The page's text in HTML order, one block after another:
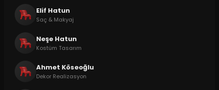
Elif Hatun
Saç & Makyaj
Neşe Hatun
Kostüm Tasarım
Ahmet Köseoğlu
Dekor Realizasyon